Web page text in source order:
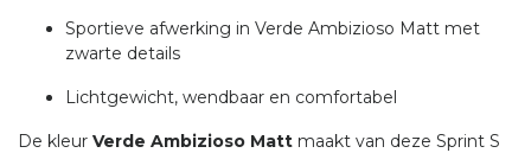
Sportieve afwerking in Verde Ambizioso Matt met
zwarte details
Lichtgewicht, wendbaar en comfortabel
De kleur Verde Ambizioso Matt maakt van deze Sprint S